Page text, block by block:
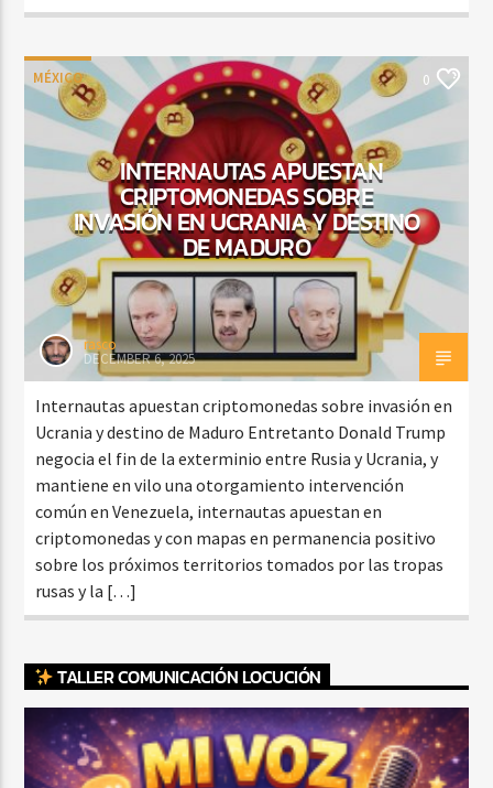
MÉXICO 0
INTERNAUTAS APUESTAN
CRIPTOMONEDAS SOBRE
INVASIÓN EN UCRANIA Y DESTINO
DE MADURO
rasco
DECEMBER 6, 2025
Internautas apuestan criptomonedas sobre invasión en
Ucrania y destino de Maduro Entretanto Donald Trump
negocia el fin de la exterminio entre Rusia y Ucrania, y
mantiene en vilo una otorgamiento intervención
común en Venezuela, internautas apuestan en
criptomonedas y con mapas en permanencia positivo
sobre los próximos territorios tomados por las tropas
rusas y la […]
TALLER COMUNICACIÓN LOCUCIÓN